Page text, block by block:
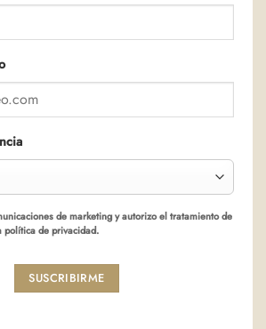
de marketing y autorizo el tratamiento de
política de privacidad.
SUSCRIBIRME